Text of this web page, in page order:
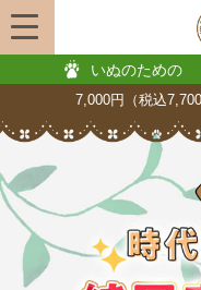
いぬのための
7,000円（税込